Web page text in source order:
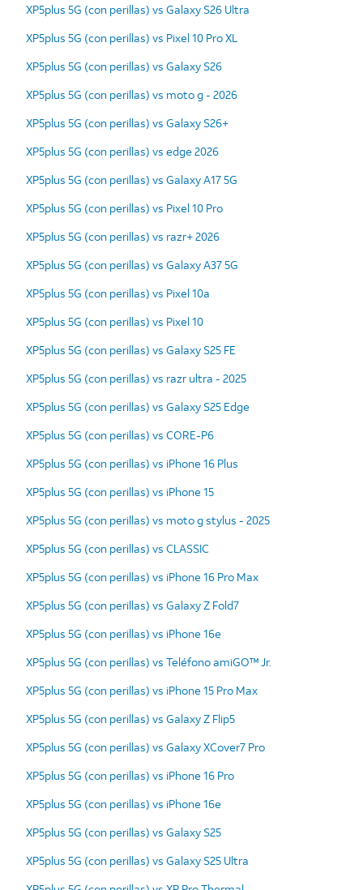
XP5plus 5G (con perillas) vs Galaxy S26 Ultra
XP5plus 5G (con perillas) vs Pixel 10 Pro XL
XP5plus 5G (con perillas) vs Galaxy S26
XP5plus 5G (con perillas) vs moto g - 2026
XP5plus 5G (con perillas) vs Galaxy S26+
XP5plus 5G (con perillas) vs edge 2026
XP5plus 5G (con perillas) vs Galaxy A17 5G
XP5plus 5G (con perillas) vs Pixel 10 Pro
XP5plus 5G (con perillas) vs razr+ 2026
XP5plus 5G (con perillas) vs Galaxy A37 5G
XP5plus 5G (con perillas) vs Pixel 10a
XP5plus 5G (con perillas) vs Pixel 10
XP5plus 5G (con perillas) vs Galaxy S25 FE
XP5plus 5G (con perillas) vs razr ultra - 2025
XP5plus 5G (con perillas) vs Galaxy S25 Edge
XP5plus 5G (con perillas) vs CORE-P6
XP5plus 5G (con perillas) vs iPhone 16 Plus
XP5plus 5G (con perillas) vs iPhone 15
XP5plus 5G (con perillas) vs moto g stylus - 2025
XP5plus 5G (con perillas) vs CLASSIC
XP5plus 5G (con perillas) vs iPhone 16 Pro Max
XP5plus 5G (con perillas) vs Galaxy Z Fold7
XP5plus 5G (con perillas) vs iPhone 16e
XP5plus 5G (con perillas) vs Teléfono amiGO™ Jr.
XP5plus 5G (con perillas) vs iPhone 15 Pro Max
XP5plus 5G (con perillas) vs Galaxy Z Flip5
XP5plus 5G (con perillas) vs Galaxy XCover7 Pro
XP5plus 5G (con perillas) vs iPhone 16 Pro
XP5plus 5G (con perillas) vs iPhone 16e
XP5plus 5G (con perillas) vs Galaxy S25
XP5plus 5G (con perillas) vs Galaxy S25 Ultra